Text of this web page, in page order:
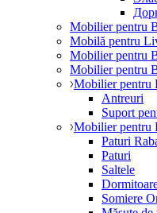
Mobilier pentru
Mobilă pentru
Mobilier pentru
Mobilier pentru
Mobilier pentru
Antreuri
Suport
Mobilier pentru
Paturi
Paturi
Saltele
Somiere